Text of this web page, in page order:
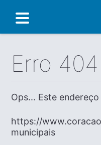
Erro 404
Ops... Este
https://
municipais